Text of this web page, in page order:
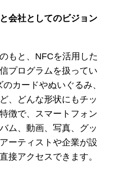
会社としてのビジョン
もと、NFCを活用した
プログラムを扱ってい
カードやぬいぐるみ、
、どんな形状にもチッ
徴で、スマートフォン
ム、動画、写真、グッ
ーティストや企業が設
接アクセスできます。